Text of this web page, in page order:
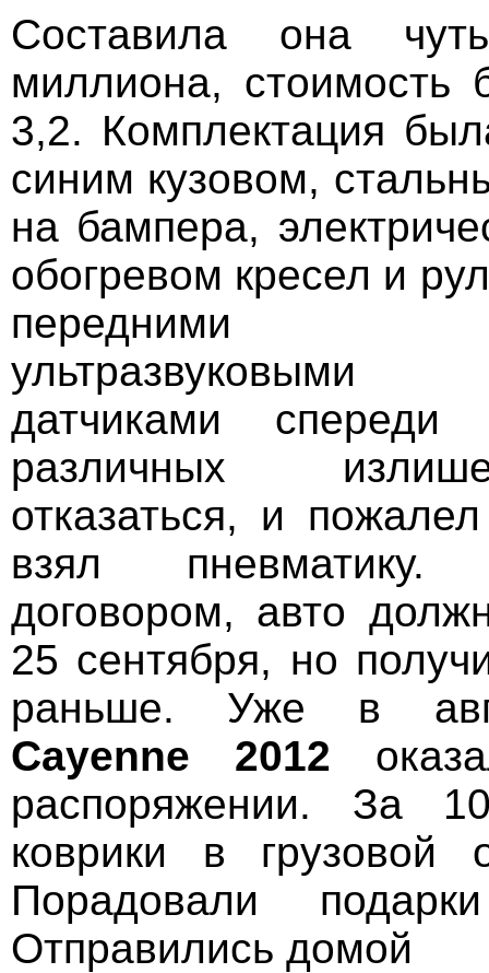
Составила она
миллиона, стоимость
3,2. Комплектация
синим кузовом,
на бампера,
обогревом кресел и
передними
ультразвуковыми
датчиками
различных
отказаться, и
взял
договором, авто
25 сентября, но
раньше. Уже в
Cayenne 2012
распоряжении. За
коврики в грузовой
Порадовали
Отправились домой